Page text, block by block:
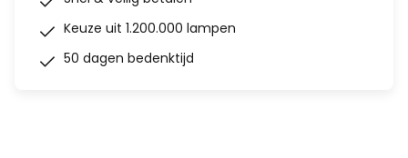
Keuze uit 1.200.000 lampen
50 dagen bedenktijd